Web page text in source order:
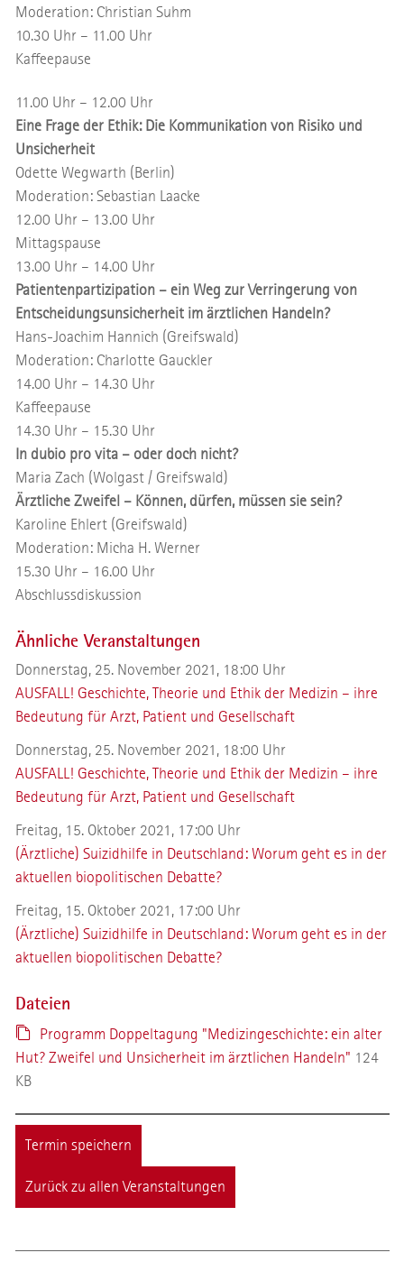
Moderation: Christian Suhm
10.30 Uhr – 11.00 Uhr
Kaffeepause
11.00 Uhr – 12.00 Uhr
Eine Frage der Ethik: Die Kommunikation von Risiko und
Unsicherheit
Odette Wegwarth (Berlin)
Moderation: Sebastian Laacke
12.00 Uhr – 13.00 Uhr
Mittagspause
13.00 Uhr – 14.00 Uhr
Patientenpartizipation – ein Weg zur Verringerung von
Entscheidungsunsicherheit im ärztlichen Handeln?
Hans-Joachim Hannich (Greifswald)
Moderation: Charlotte Gauckler
14.00 Uhr – 14.30 Uhr
Kaffeepause
14.30 Uhr – 15.30 Uhr
In dubio pro vita – oder doch nicht?
Maria Zach (Wolgast / Greifswald)
Ärztliche Zweifel – Können, dürfen, müssen sie sein?
Karoline Ehlert (Greifswald)
Moderation: Micha H. Werner
15.30 Uhr – 16.00 Uhr
Abschlussdiskussion
Ähnliche Veranstaltungen
Donnerstag, 25. November 2021, 18:00 Uhr
AUSFALL! Geschichte, Theorie und Ethik der Medizin – ihre
Bedeutung für Arzt, Patient und Gesellschaft
Donnerstag, 25. November 2021, 18:00 Uhr
AUSFALL! Geschichte, Theorie und Ethik der Medizin – ihre
Bedeutung für Arzt, Patient und Gesellschaft
Freitag, 15. Oktober 2021, 17:00 Uhr
(Ärztliche) Suizidhilfe in Deutschland: Worum geht es in der
aktuellen biopolitischen Debatte?
Freitag, 15. Oktober 2021, 17:00 Uhr
(Ärztliche) Suizidhilfe in Deutschland: Worum geht es in der
aktuellen biopolitischen Debatte?
Dateien
Programm Doppeltagung "Medizingeschichte: ein alter
Hut? Zweifel und Unsicherheit im ärztlichen Handeln" 124
KB
Termin speichern
Zurück zu allen Veranstaltungen